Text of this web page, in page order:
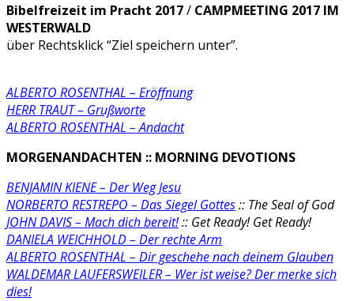
Bibelfreizeit im Pracht 2017/ CAMPMEETING 2017 IM
WESTERWALD
über Rechtsklick “Ziel speichern unter”.
ALBERTO ROSENTHAL – Eröffnung
HERR TRAUT – Grußworte
ALBERTO ROSENTHAL – Andacht
MORGENANDACHTEN :: MORNING DEVOTIONS
BENJAMIN KIENE – Der Weg Jesu
NORBERTO RESTREPO – Das Siegel Gottes:: The Seal of God
JOHN DAVIS – Mach dich bereit!:: Get Ready! Get Ready!
DANIELA WEICHHOLD – Der rechte Arm
ALBERTO ROSENTHAL – Dir geschehe nach deinem Glauben
WALDEMAR LAUFERSWEILER – Wer ist weise? Der merke sich
dies!